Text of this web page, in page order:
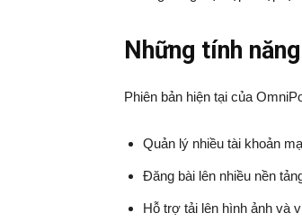
Những tính
Phiên bản hiện tại của
Quản lý nhiều tài khoản
Đăng bài lên nhiều nền
Hỗ trợ tải lên hình ảnh và